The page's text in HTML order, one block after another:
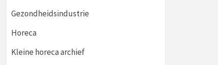
Gezondheidsindustrie
Horeca
Kleine horeca archief